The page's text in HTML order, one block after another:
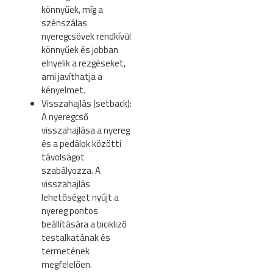
könnyűek, míg a
szénszálas
nyeregcsövek rendkívül
könnyűek és jobban
elnyelik a rezgéseket,
ami javíthatja a
kényelmet.
Visszahajlás (setback):
A nyeregcső
visszahajlása a nyereg
és a pedálok közötti
távolságot
szabályozza. A
visszahajlás
lehetőséget nyújt a
nyereg pontos
beállítására a bicikliző
testalkatának és
termetének
megfelelően.